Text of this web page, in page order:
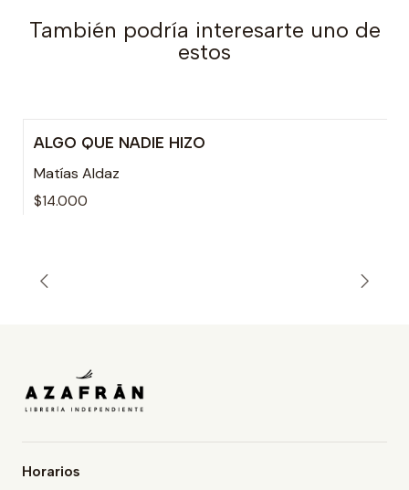
También podría interesarte uno de
estos
ALGO QUE NADIE HIZO
Matías Aldaz
$14.000
Horarios